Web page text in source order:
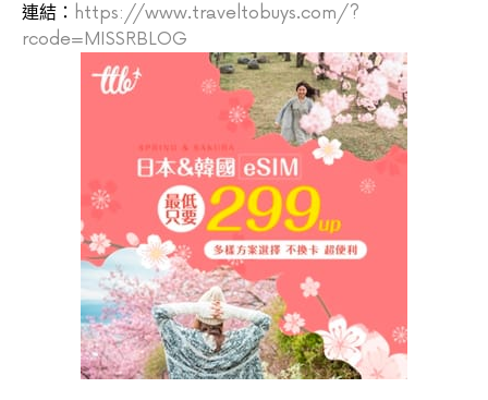
連結： https://www.traveltobuys.com/?
rcode=MISSRBLOG